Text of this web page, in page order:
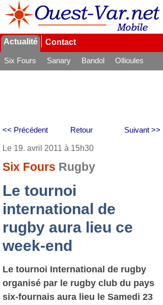
Actualité Contact
Six Fours Sanary Bandol
Ollioules
Retour
<< Précédent Suivant >>
Le 19. avril 2011 à 15h30
Six Fours Rugby
Le tournoi
international de
rugby aura lieu ce
week-end
Le tournoi International de rugby
organisé par le rugby club du pays
six-fournais aura lieu le Samedi 23